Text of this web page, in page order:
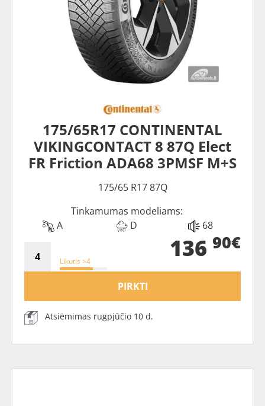
175/65R17 CONTINENTAL
VIKINGCONTACT 8 87Q Elect
FR Friction ADA68 3PMSF M+S
175/65 R17 87Q
Tinkamumas modeliams:
A
D 68
Likutis >4 136 90€
PIRKTI
Atsiėmimas rugpjūčio 10 d.